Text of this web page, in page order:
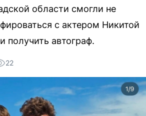
области смогли не
с актером Никитой
получить автограф.
22